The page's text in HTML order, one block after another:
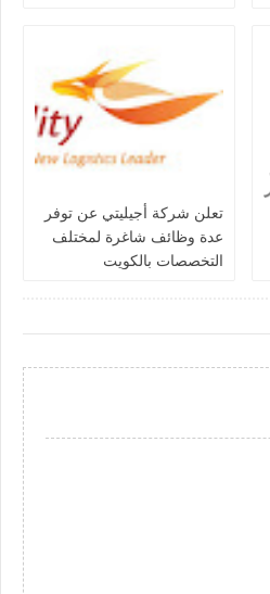
تعلن شركة أجيليتي عن توفر
عدة وظائف شاغرة لمختلف
التخصصات بالكويت